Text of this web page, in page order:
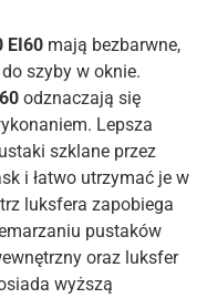
EI60 mają bezbarwne,
szyby w oknie.
odznaczają się
Lepsza
szklane przez
i łatwo utrzymać je w
luksfera zapobiega
pustaków
oraz luksfer
wyższą